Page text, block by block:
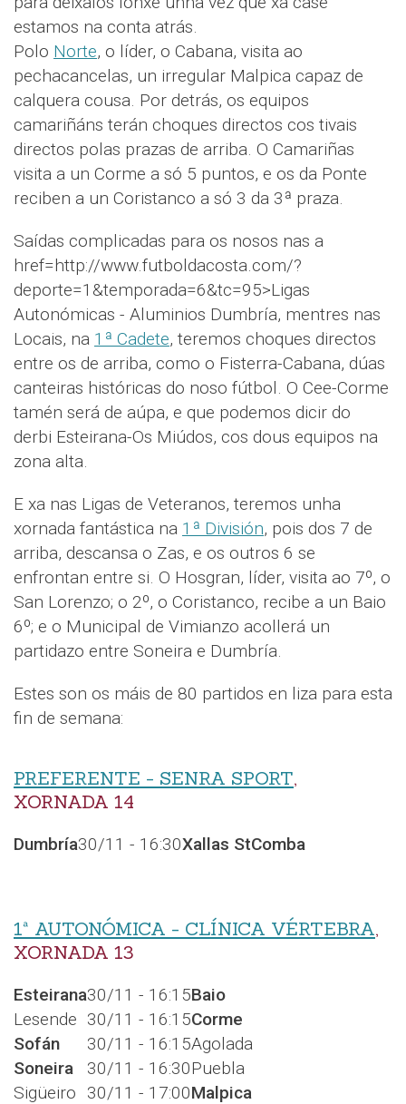
estamos na conta atrás.
Polo Norte, o líder, o Cabana, visita ao
pechacancelas, un irregular Malpica capaz de
calquera cousa. Por detrás, os equipos
camariñáns terán choques directos cos tivais
directos polas prazas de arriba. O Camariñas
visita a un Corme a só 5 puntos, e os da Ponte
reciben a un Coristanco a só 3 da 3ª praza.
Saídas complicadas para os nosos nas a
href=http://www.futboldacosta.com/?
deporte=1&temporada=6&tc=95>Ligas
Autonómicas - Aluminios Dumbría, mentres nas
Locais, na 1ª Cadete, teremos choques directos
entre os de arriba, como o Fisterra-Cabana, dúas
canteiras históricas do noso fútbol. O Cee-Corme
tamén será de aúpa, e que podemos dicir do
derbi Esteirana-Os Miúdos, cos dous equipos na
zona alta.
E xa nas Ligas de Veteranos, teremos unha
xornada fantástica na 1ª División, pois dos 7 de
arriba, descansa o Zas, e os outros 6 se
enfrontan entre si. O Hosgran, líder, visita ao 7º, o
San Lorenzo; o 2º, o Coristanco, recibe a un Baio
6º; e o Municipal de Vimianzo acollerá un
partidazo entre Soneira e Dumbría.
Estes son os máis de 80 partidos en liza para esta
fin de semana:
PREFERENTE - SENRA SPORT,
XORNADA 14
Dumbría30/11 - 16:30Xallas StComba
1ª AUTONÓMICA - CLÍNICA VÉRTEBRA,
XORNADA 13
Esteirana30/11 - 16:15Baio
Lesende 30/11 - 16:15Corme
Sofán
30/11 - 16:15Agolada
Soneira
30/11 - 16:30Puebla
Sigüeiro
30/11 - 17:00Malpica